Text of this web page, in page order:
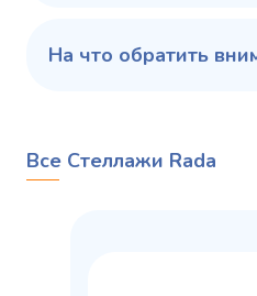
На что обратить
Все Стеллажи Rada